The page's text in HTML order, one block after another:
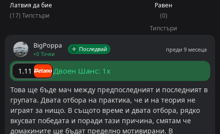
Латвия да бие
(17) Типстъри
Равен
(0)
Типстъри
BigPoppa
+0 Точки
Последвай преди 9 месеца
1.11 Двоен Шанс: 1x
Това ще бъде мач между предпоследният и последният в
групата. Двата отбора на практика, че и на теория не
играят за нищо. В същото време и двата отбора, рядко
вкусват победата и поради тази причина, смятам че
домакините ще бъдат пределно мотивирани. В